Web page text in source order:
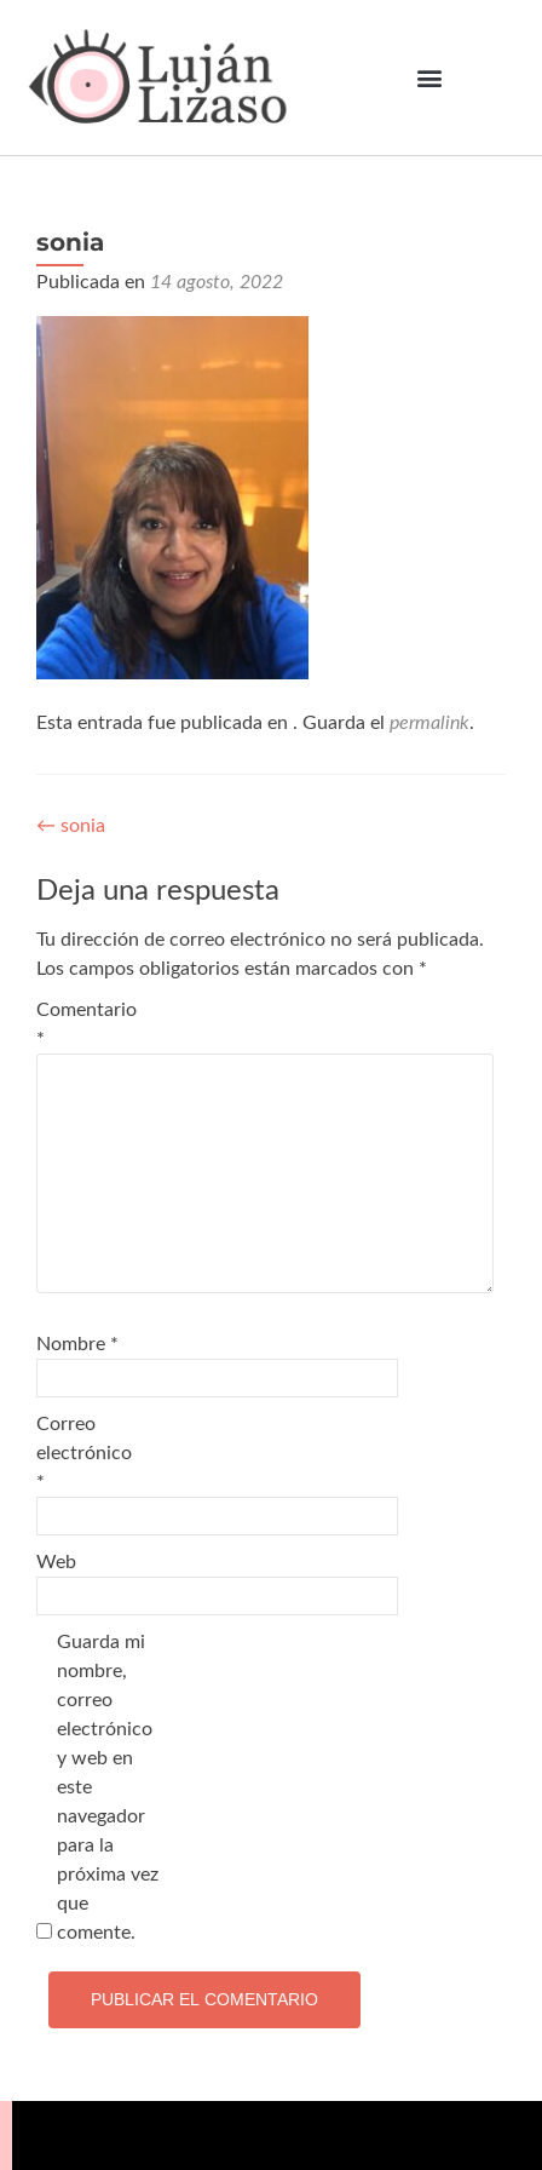
sonia
Publicada en 14 agosto, 2022
Esta entrada fue publicada en . Guarda el permalink.
← sonia
Deja una respuesta
Tu dirección de correo electrónico no será publicada.
Los campos obligatorios están marcados con *
Comentario
*
Nombre *
Correo
electrónico
*
Web
Guarda mi
nombre,
correo
electrónico
y web en
este
navegador
para la
próxima vez
que
comente.